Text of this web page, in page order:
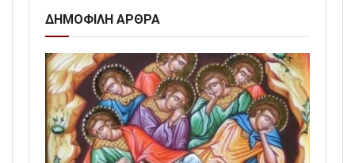
ΔΗΜΟΦΙΛΗ ΑΡΘΡΑ